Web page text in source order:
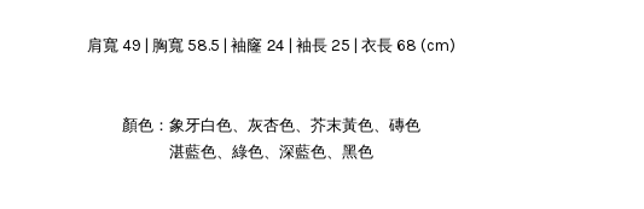
肩寬 49 | 胸寬 58.5 | 袖窿 24 | 袖長 25 | 衣長 68 (cm)
顏色：象牙白色、灰杏色、芥末黃色、磚色
湛藍色、綠色、深藍色、黑色